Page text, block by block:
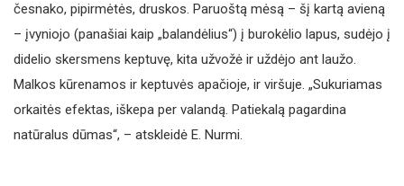
česnako, pipirmėtės, druskos. Paruoštą mėsą – šį kartą avieną
– įvyniojo (panašiai kaip „balandėlius“) į burokėlio lapus, sudėjo į
didelio skersmens keptuvę, kita užvožė ir uždėjo ant laužo.
Malkos kūrenamos ir keptuvės apačioje, ir viršuje. „Sukuriamas
orkaitės efektas, iškepa per valandą. Patiekalą pagardina
natūralus dūmas“, – atskleidė E. Nurmi.